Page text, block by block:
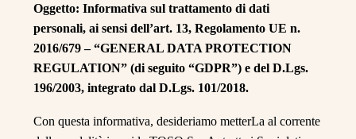
Oggetto: Informativa sul trattamento di dati
personali, ai sensi dell’art. 13, Regolamento UE n.
2016/679 – “GENERAL DATA PROTECTION
REGULATION” (di seguito “GDPR”) e del D.Lgs.
196/2003, integrato dal D.Lgs. 101/2018.
Con questa informativa, desideriamo metterLa al corrente